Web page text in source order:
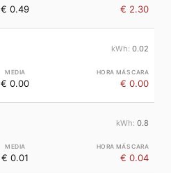
€ 0.49 € 2.30
0.02
€ 0.00 € 0.00
0.8
€ 0.01 € 0.04